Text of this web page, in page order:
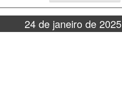
24 de janeiro de 2025